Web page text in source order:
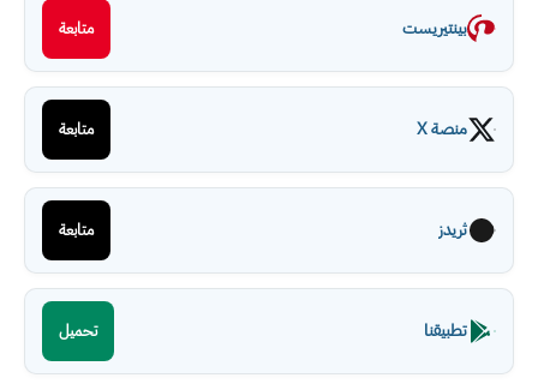
بينتيريست متابعة
منصة X متابعة
ثريدز متابعة
تطبيقنا تحميل